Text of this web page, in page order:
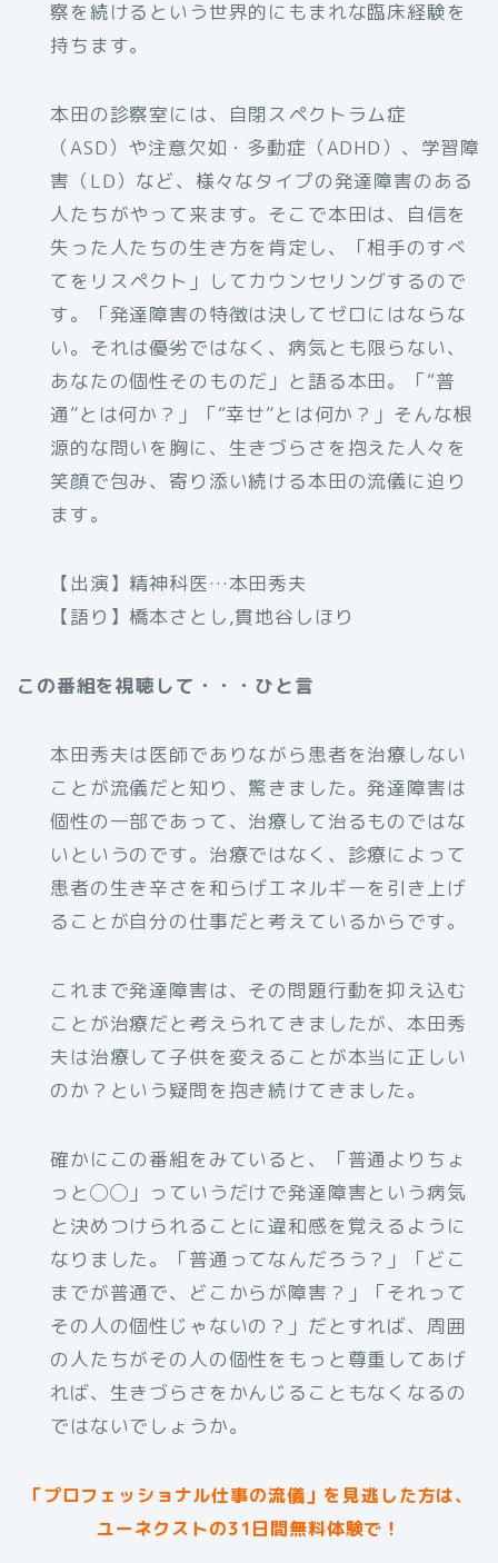
察を続けるという世界的にもまれな臨床経験を
持ちます。
本田の診察室には、自閉スペクトラム症
（ASD）や注意欠如・多動症（ADHD）、学習障
害（LD）など、様々なタイプの発達障害のある
人たちがやって来ます。そこで本田は、自信を
失った人たちの生き方を肯定し、「相手のすべ
てをリスペクト」してカウンセリングするので
す。「発達障害の特徴は決してゼロにはならな
い。それは優劣ではなく、病気とも限らない、
あなたの個性そのものだ」と語る本田。「“普
通”とは何か？」「“幸せ”とは何か？」そんな根
源的な問いを胸に、生きづらさを抱えた人々を
笑顔で包み、寄り添い続ける本田の流儀に迫り
ます。
【出演】精神科医…本田秀夫
【語り】橋本さとし,貫地谷しほり
この番組を視聴して・・・ひと言
本田秀夫は医師でありながら患者を治療しない
ことが流儀だと知り、驚きました。発達障害は
個性の一部であって、治療して治るものではな
いというのです。治療ではなく、診療によって
患者の生き辛さを和らげエネルギーを引き上げ
ることが自分の仕事だと考えているからです。
これまで発達障害は、その問題行動を抑え込む
ことが治療だと考えられてきましたが、本田秀
夫は治療して子供を変えることが本当に正しい
のか？という疑問を抱き続けてきました。
確かにこの番組をみていると、「普通よりちょ
っと◯◯」っていうだけで発達障害という病気
と決めつけられることに違和感を覚えるように
なりました。「普通ってなんだろう？」「どこ
までが普通で、どこからが障害？」「それって
その人の個性じゃないの？」だとすれば、周囲
の人たちがその人の個性をもっと尊重してあげ
れば、生きづらさをかんじることもなくなるの
ではないでしょうか。
「プロフェッショナル仕事の流儀」を見逃した方は、
ユーネクストの31日間無料体験で！